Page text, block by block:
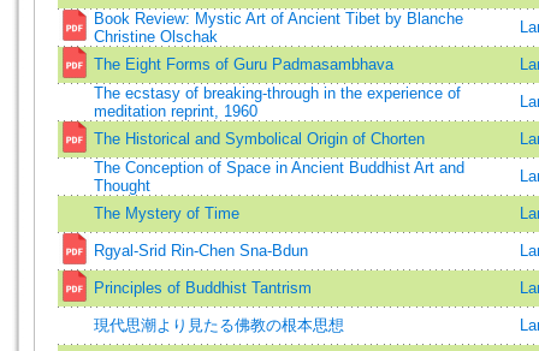
Book Review: Mystic Art of Ancient Tibet by Blanche
Christine Olschak
The Eight Forms of Guru Padmasambhava
The ecstasy of breaking-through in the experience of
meditation reprint, 1960
The Historical and Symbolical Origin of Chorten
The Conception of Space in Ancient Buddhist Art and
Thought
The Mystery of Time
Rgyal-Srid Rin-Chen Sna-Bdun
Principles of Buddhist Tantrism
現代思潮より見たる佛教の根本思想